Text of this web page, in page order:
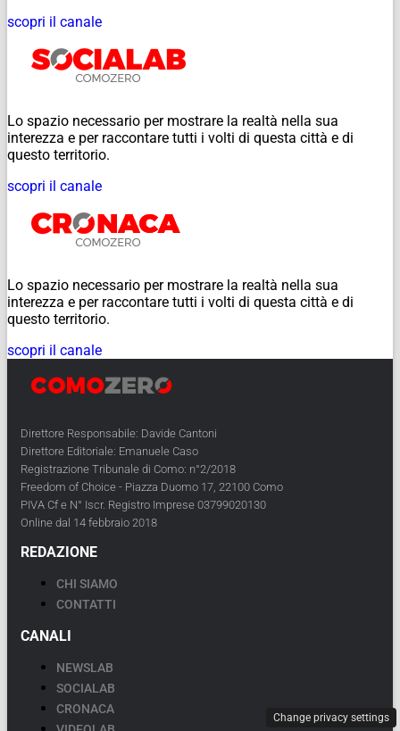
scopri il canale
Lo spazio necessario per mostrare la realtà nella sua
interezza e per raccontare tutti i volti di questa città e di
questo territorio.
scopri il canale
Lo spazio necessario per mostrare la realtà nella sua
interezza e per raccontare tutti i volti di questa città e di
questo territorio.
scopri il canale
Direttore Responsabile: Davide Cantoni
Direttore Editoriale: Emanuele Caso
Registrazione Tribunale di Como: n°2/2018
Freedom of Choice - Piazza Duomo 17, 22100 Como
PIVA Cf e N° Iscr. Registro Imprese 03799020130
Online dal 14 febbraio 2018
REDAZIONE
CHI SIAMO
CONTATTI
CANALI
NEWSLAB
SOCIALAB
CRONACA
Change privacy settings